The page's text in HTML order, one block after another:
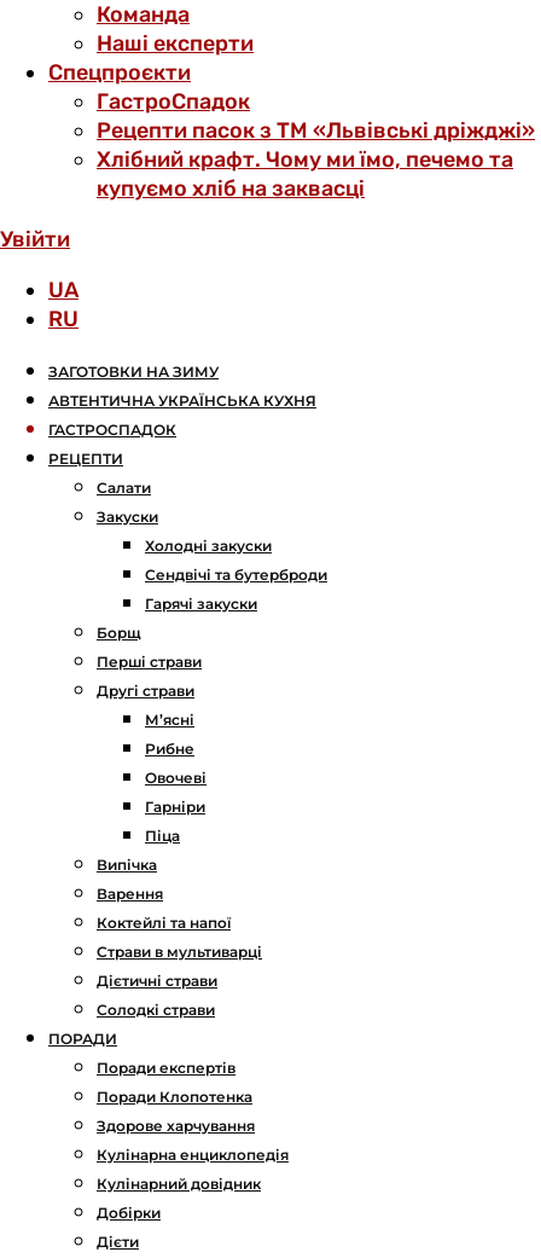
Команда
Наші експерти
Спецпроєкти
ГастроСпадок
Рецепти пасок з ТМ «Львівські дріжджі»
Хлібний крафт. Чому ми їмо, печемо та
купуємо хліб на заквасці
Увійти
UA
RU
ЗАГОТОВКИ НА ЗИМУ
АВТЕНТИЧНА УКРАЇНСЬКА КУХНЯ
ГАСТРОСПАДОК
РЕЦЕПТИ
Салати
Закуски
Холодні закуски
Сендвічі та бутерброди
Гарячі закуски
Борщ
Перші страви
Другі страви
М’ясні
Рибне
Овочеві
Гарніри
Піца
Випічка
Варення
Коктейлі та напої
Страви в мультиварці
Дієтичні страви
Солодкі страви
ПОРАДИ
Поради експертів
Поради Клопотенка
Здорове харчування
Кулінарна енциклопедія
Кулінарний довідник
Добірки
Дієти